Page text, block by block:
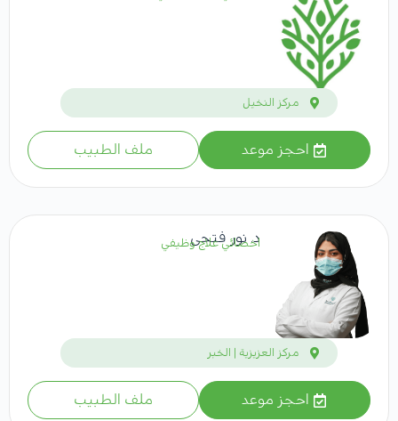
مركز النخيل
احجز موعد ملف الطبيب
د. نور فتحى
اخصائي علاج وظيفي
مركز العزيزية | الخبر
احجز موعد ملف الطبيب